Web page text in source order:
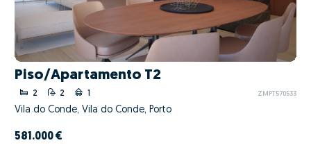
Piso/Apartamento T2
2 2 1 ZMPT570533
Vila do Conde, Vila do Conde, Porto
581.000 €